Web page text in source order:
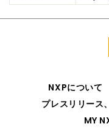
NXPについて
プレスリリース
MY